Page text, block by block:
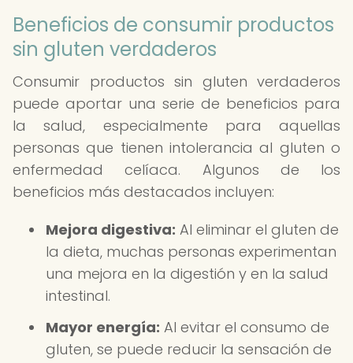
Beneficios de consumir productos
sin gluten verdaderos
Consumir productos sin gluten verdaderos
puede aportar una serie de beneficios para
la salud, especialmente para aquellas
personas que tienen intolerancia al gluten o
enfermedad celíaca. Algunos de los
beneficios más destacados incluyen:
Mejora digestiva: Al eliminar el gluten de
la dieta, muchas personas experimentan
una mejora en la digestión y en la salud
intestinal.
Mayor energía: Al evitar el consumo de
gluten, se puede reducir la sensación de